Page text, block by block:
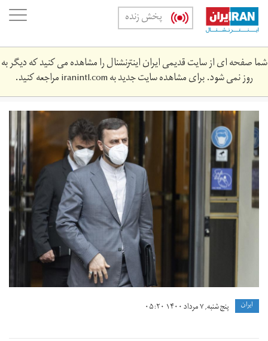
Skip
main
content
پخش زنده
شما صفحه ای از سایت قدیمی ایران اینترنشنال را مشاهده می کنید که دیگر به
روز نمی شود. برای مشاهده سایت جدید بهiranintl.comمراجعه کنید.
g-
a-
1400-
34546577679978787-
2.jpg
ايران پنج شنبه, ۷ مرداد ۱۴۰۰ ۰۵:۲۰